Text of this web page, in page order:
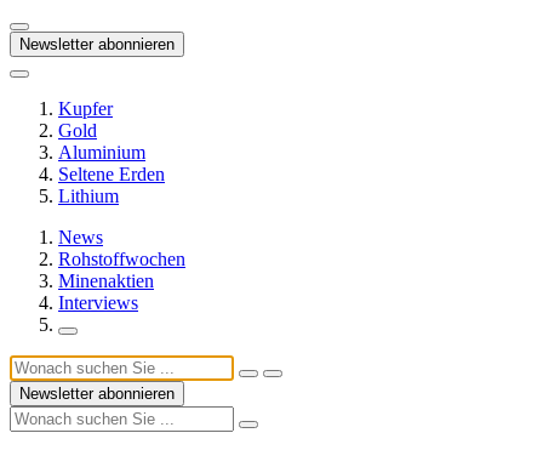
Newsletter abonnieren
Kupfer
Gold
Aluminium
Seltene Erden
Lithium
News
Rohstoffwochen
Minenaktien
Interviews
Newsletter abonnieren